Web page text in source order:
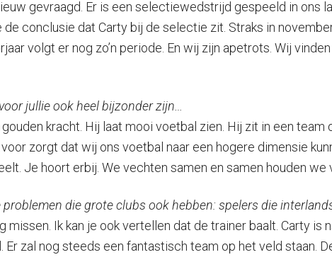
gevraagd. Er is een selectiewedstrijd gespeeld in ons
de conclusie dat Carty bij de selectie zit. Straks in
volgt er nog zo’n periode. En wij zijn apetrots. Wij
jullie ook heel bijzonder zijn…
kracht. Hij laat mooi voetbal zien. Hij zit in een
zorgt dat wij ons voetbal naar een hogere dimensie
Je hoort erbij. We vechten samen en samen houden we
die grote clubs ook hebben: spelers die
missen. Ik kan je ook vertellen dat de trainer baalt. Carty
Er zal nog steeds een fantastisch team op het veld staan.